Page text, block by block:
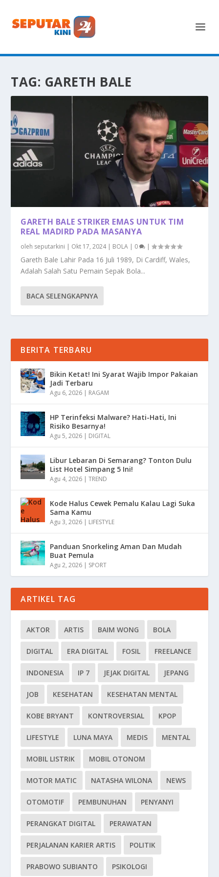
TAG: GARETH BALE
GARETH BALE STRIKER EMAS UNTUK TIM
REAL MADIRD PADA MASANYA
oleh seputarkini | Okt 17, 2024| BOLA | 0 |
Gareth Bale Lahir Pada 16 Juli 1989, Di Cardiff, Wales,
Adalah Salah Satu Pemain Sepak Bola...
BACA SELENGKAPNYA
BERITA TERBARU
Bikin Ketat! Ini Syarat Wajib Impor Pakaian
Jadi Terbaru
Agu 6, 2026 | RAGAM
HP Terinfeksi Malware? Hati-Hati, Ini
Risiko Besarnya!
Agu 5, 2026 | DIGITAL
Libur Lebaran Di Semarang? Tonton Dulu
List Hotel Simpang 5 Ini!
Agu 4, 2026 |TREND
Kode Halus Cewek Pemalu Kalau Lagi Suka
Sama Kamu
Agu 3, 2026 | LIFESTYLE
Panduan Snorkeling Aman Dan Mudah
Buat Pemula
Agu 2, 2026 | SPORT
ARTIKEL TAG
AKTOR ARTIS BAIM WONG BOLA
DIGITAL ERA DIGITAL FOSIL FREELANCE
INDONESIA IP 7 JEJAK DIGITAL JEPANG
JOB KESEHATAN KESEHATAN MENTAL
KOBE BRYANT KONTROVERSIAL KPOP
LIFESTYLE LUNA MAYA MEDIS MENTAL
MOBIL LISTRIK MOBIL OTONOM
MOTOR MATIC NATASHA WILONA NEWS
OTOMOTIF PEMBUNUHAN PENYANYI
PERANGKAT DIGITAL PERAWATAN
PERJALANAN KARIER ARTIS POLITIK
PRABOWO SUBIANTO PSIKOLOGI